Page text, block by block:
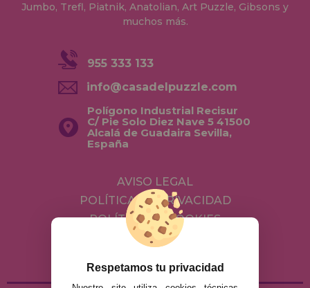
Jumbo, Trefl, Piatnik, Anatolian, Art Puzzle, Gibsons y
muchos más.
955 333 133
info@casadelpuzzle.com
Polígono Industrial Recisur
C/ Pie Solo Diez Nave 5 41500
Alcalá de Guadaira Sevilla,
España
AVISO LEGAL
POLÍTICA DE PRIVACIDAD
POLÍTICA DE COOKIES
ENVÍOS Y DEVOLUCIONES
Respetamos tu privacidad